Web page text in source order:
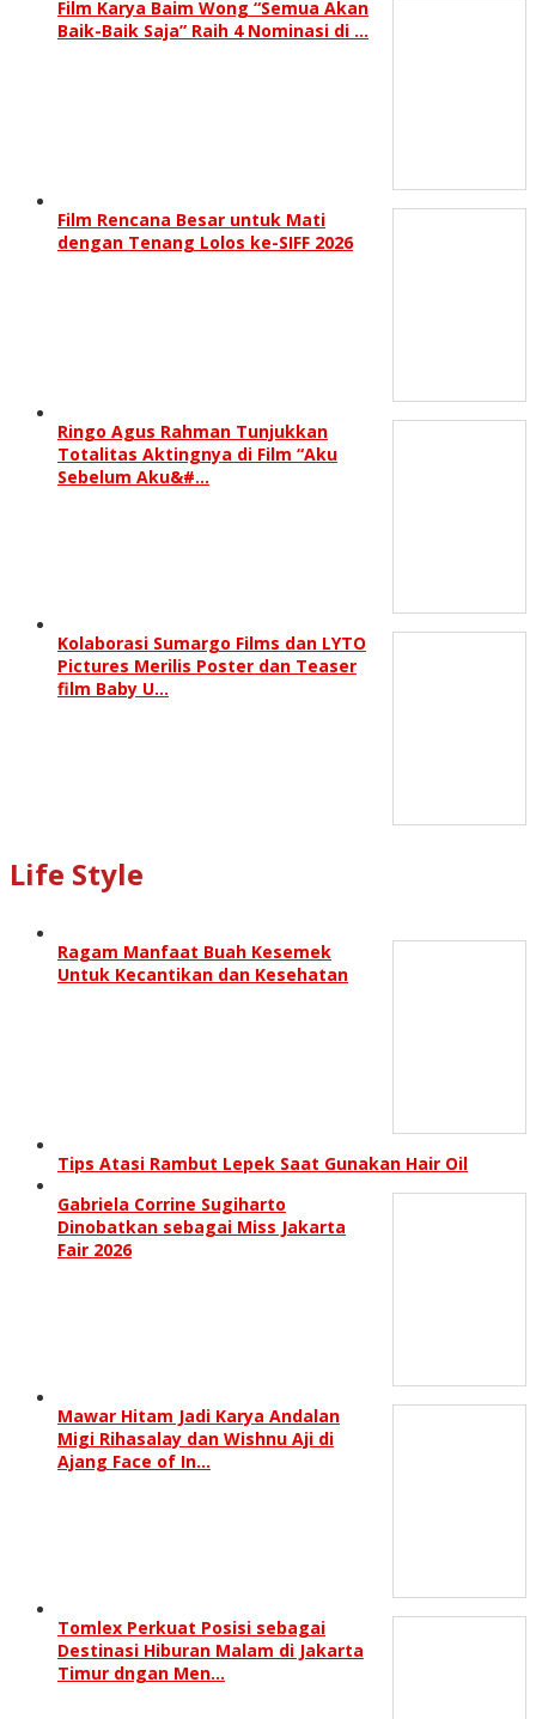
Film Karya Baim Wong “Semua Akan
Baik-Baik Saja” Raih 4 Nominasi di …
Film Rencana Besar untuk Mati
dengan Tenang Lolos ke-SIFF 2026
Ringo Agus Rahman Tunjukkan
Totalitas Aktingnya di Film “Aku
Sebelum Aku&#…
Kolaborasi Sumargo Films dan LYTO
Pictures Merilis Poster dan Teaser
film Baby U…
Life Style
Ragam Manfaat Buah Kesemek
Untuk Kecantikan dan Kesehatan
Tips Atasi Rambut Lepek Saat Gunakan Hair Oil
Gabriela Corrine Sugiharto
Dinobatkan sebagai Miss Jakarta
Fair 2026
Mawar Hitam Jadi Karya Andalan
Migi Rihasalay dan Wishnu Aji di
Ajang Face of In…
Tomlex Perkuat Posisi sebagai
Destinasi Hiburan Malam di Jakarta
Timur dngan Men…